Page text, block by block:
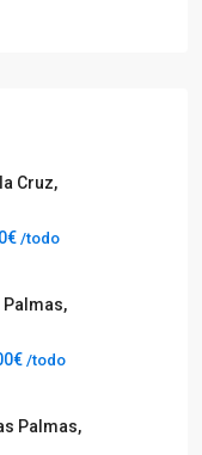
Cruz,
/todo
Palmas,
/todo
Palmas,